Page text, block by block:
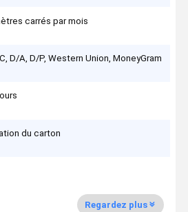
carrés par mois
D/A, D/P, Western Union, MoneyGram
du carton
Regardez plus